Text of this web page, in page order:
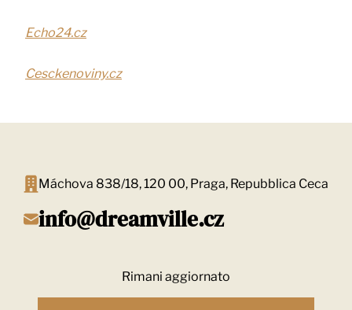
Echo24.cz
Cesckenoviny.cz
Máchova 838/18, 120 00, Praga, Repubblica Ceca
info@dreamville.cz
Rimani aggiornato